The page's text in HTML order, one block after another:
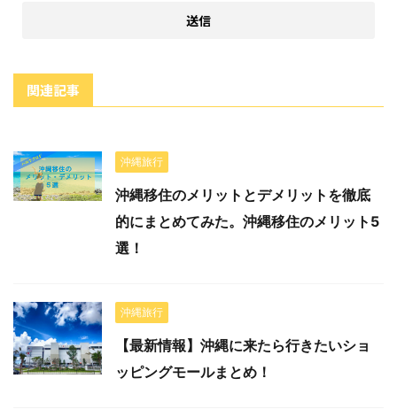
関連記事
沖縄旅行
沖縄移住のメリットとデメリットを徹底
的にまとめてみた。沖縄移住のメリット5
選！
沖縄旅行
【最新情報】沖縄に来たら行きたいショ
ッピングモールまとめ！